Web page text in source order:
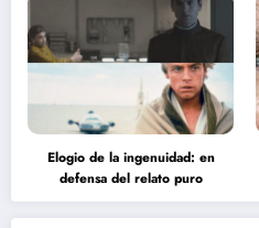
Elogio de la ingenuidad: en
defensa del relato puro